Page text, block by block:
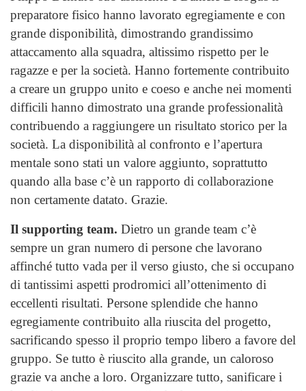
preparatore fisico hanno lavorato egregiamente e con
grande disponibilità, dimostrando grandissimo
attaccamento alla squadra, altissimo rispetto per le
ragazze e per la società. Hanno fortemente contribuito
a creare un gruppo unito e coeso e anche nei momenti
difficili hanno dimostrato una grande professionalità
contribuendo a raggiungere un risultato storico per la
società. La disponibilità al confronto e l’apertura
mentale sono stati un valore aggiunto, soprattutto
quando alla base c’è un rapporto di collaborazione
non certamente datato. Grazie.
Il supporting team. Dietro un grande team c’è
sempre un gran numero di persone che lavorano
affinché tutto vada per il verso giusto, che si occupano
di tantissimi aspetti prodromici all’ottenimento di
eccellenti risultati. Persone splendide che hanno
egregiamente contribuito alla riuscita del progetto,
sacrificando spesso il proprio tempo libero a favore del
gruppo. Se tutto è riuscito alla grande, un caloroso
grazie va anche a loro. Organizzare tutto, sanificare i